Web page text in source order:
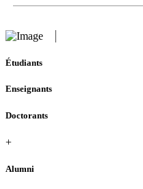
Étudiants
Enseignants
Doctorants
+
Alumni